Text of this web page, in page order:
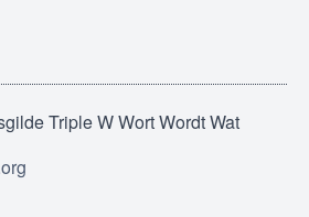
Triple W Wort Wordt Wat